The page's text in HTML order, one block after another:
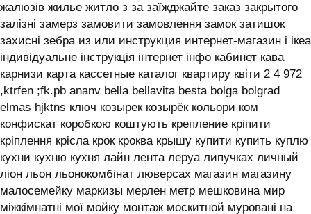
жалюзів жилье житло з за заїжджайте заказ закрытого
залізні замерз замовити замовлення замок затишок
захисні зебра из или инструкция интернет-магазин і ікеа
індивідуальне інструкція інтернет інфо кабинет кава
карнизи карта кассетные каталог квартиру квіти 2 4 972
,ktrfen ;fk.pb ananv bella bellavita besta bolga bolgrad
elmas hjktns ключ козырек козырёк кольори ком
конфискат коробкою коштують крепление кріпити
кріплення крісла крок кроква крышу купити купить куплю
кухни кухню кухня лайн лента леруа липучках личный
ліон льон льонокомбінат люверсах магазин магазину
малосемейку маркизы мерлен метр мешковина мир
міжкімнатні мої мойку монтаж москитной муровані на